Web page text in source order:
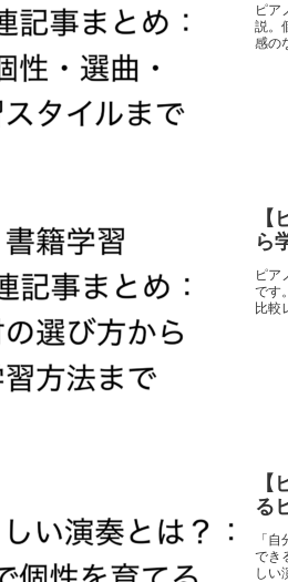
ピア
説。
感の
ら
ピア
です
比較
る
「
でき
しい